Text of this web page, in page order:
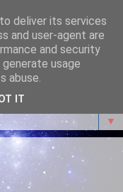
Mosollyal,
csokival.
▼
deliver its services
and user-agent are
and security
usage
abuse.
IT